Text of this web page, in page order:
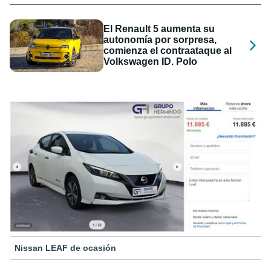
El Renault 5 aumenta su
autonomía por sorpresa,
comienza el contraataque al
Volkswagen ID. Polo
Nissan LEAF de ocasión